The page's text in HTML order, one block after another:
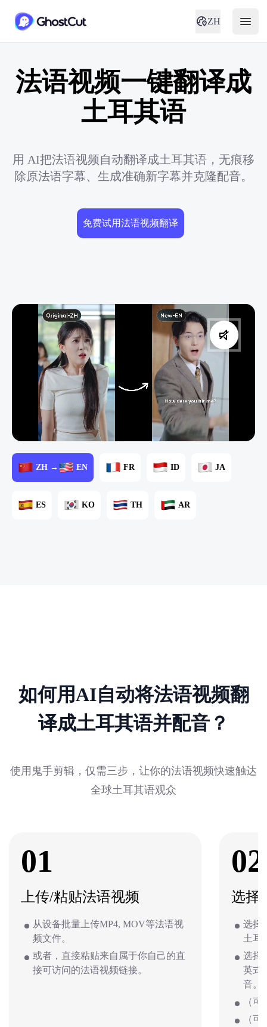
ZH
法语视频一键翻译成
土耳其语
用 AI把法语视频自动翻译成土耳其语，无痕移
除原法语字幕、生成准确新字幕并克隆配音。
免费试用法语视频翻译
ZH → EN FR ID JA
ES KO TH AR
如何用AI自动将法语视频翻
译成土耳其语并配音？
使用鬼手剪辑，仅需三步，让你的法语视频快速触达
全球土耳其语观众
01
上传/粘贴法语视频
从设备批量上传MP4, MOV等法语视
频文件。
或者，直接粘贴来自属于你自己的直
接可访问的法语视频链接。
02
选择
选择
土耳
选择
英式
音。
（
（